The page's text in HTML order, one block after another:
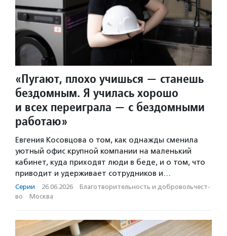
«Пугают, плохо учишься — станешь
бездомным. Я училась хорошо
и всех переиграла — с бездомными
работаю»
Евгения Косовцова о том, как однажды сменила
уютный офис крупной компании на маленький
кабинет, куда приходят люди в беде, и о том, что
приводит и удерживает сотрудников и…
Серии · 26.06.2026 · Благотвори­тель­ность и доброволь­чест­
во · Москва